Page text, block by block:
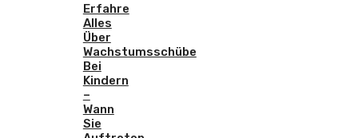
Erfahre
Alles
Über
Wachstumsschübe
Bei
Kindern
–
Wann
Sie